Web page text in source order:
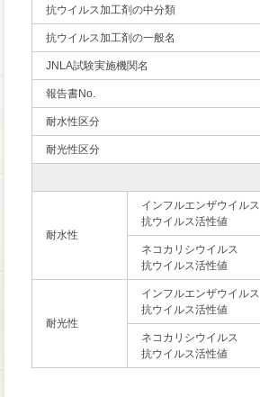
抗ウイルス加工剤の中分類
抗ウイルス加工剤の一般名
JNLA試験実施機関名
報告書No.
耐水性区分
耐光性区分
耐水性
インフルエンザウイルス
抗ウイルス活性値
ネコカリシウイルス
抗ウイルス活性値
耐光性
インフルエンザウイルス
抗ウイルス活性値
ネコカリシウイルス
抗ウイルス活性値